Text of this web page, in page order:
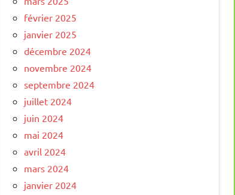
février 2025
janvier 2025
décembre 2024
novembre 2024
septembre 2024
juillet 2024
juin 2024
mai 2024
avril 2024
mars 2024
janvier 2024